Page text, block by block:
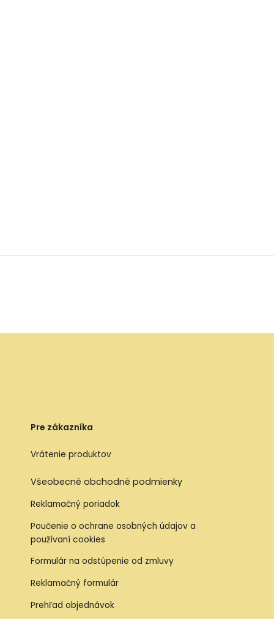
Pre zákazníka
Vrátenie produktov
Všeobecné obchodné podmienky
Reklamačný poriadok
Poučenie o ochrane osobných údajov a
používaní cookies
Formulár na odstúpenie od zmluvy
Reklamačný formulár
Prehľad objednávok